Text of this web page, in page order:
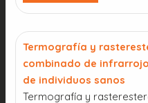
Termografía y
combinado de
de individuos sanos
Termografía y